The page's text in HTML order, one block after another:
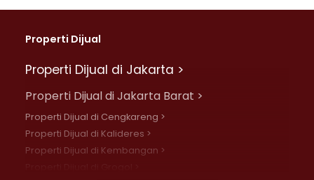
Properti Dijual
Properti Dijual di Jakarta >
Properti Dijual di Jakarta Barat >
Properti Dijual di Cengkareng >
Properti Dijual di Kalideres >
Properti Dijual di Kembangan >